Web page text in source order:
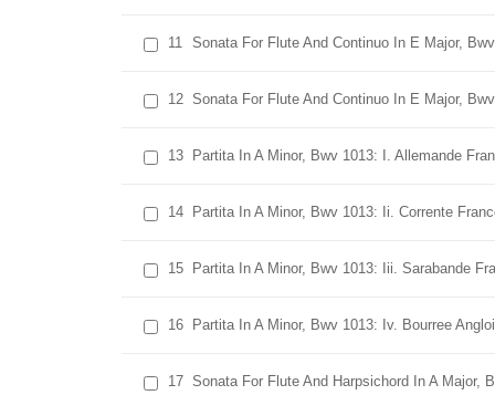
11 Sonata For Flute And Continuo In E Major,
12 Sonata For Flute And Continuo In E Major,
13 Partita In A Minor, Bwv 1013: I. Allemande
14 Partita In A Minor, Bwv 1013: Ii. Corrente
15 Partita In A Minor, Bwv 1013: Iii. Sarabande
16 Partita In A Minor, Bwv 1013: Iv. Bourree
17 Sonata For Flute And Harpsichord In A Major,